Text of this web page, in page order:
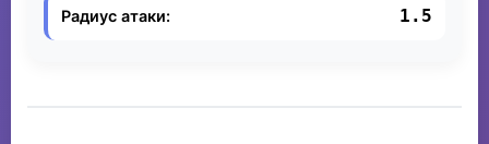
Радиус атаки: 1.5